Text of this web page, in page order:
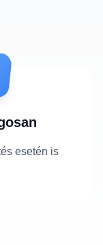
esetén is